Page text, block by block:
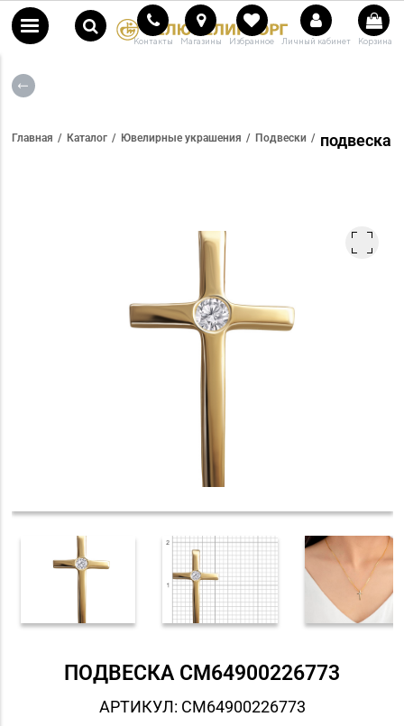
Контакты Магазины Избранное Личный кабинет Корзина
Главная Каталог Ювелирные украшения Подвески подвеска
ПОДВЕСКА СM64900226773
АРТИКУЛ: СM64900226773